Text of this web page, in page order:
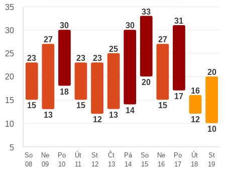
23
15
27
13
30
18
23
15
23
12
25
13
30
14
33
20
27
15
31
17
16
12
20
10
35
30
25
20
15
10
5
So
08
Ne
09
Po
10
Út
11
St
12
Čt
13
Pá
14
So
15
Ne
16
Po
17
Út
18
St
19